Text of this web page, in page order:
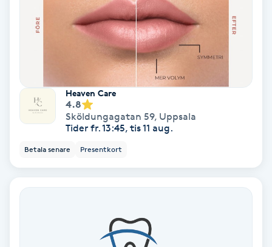
Picolaser
Pigmentbehandling
Pigmentfläckar
Plastikkirurgi
Heaven Care
4.8
Sköldungagatan 59, Uppsala
Tider fr. 13:45, tis 11 aug.
Betala senare Presentkort